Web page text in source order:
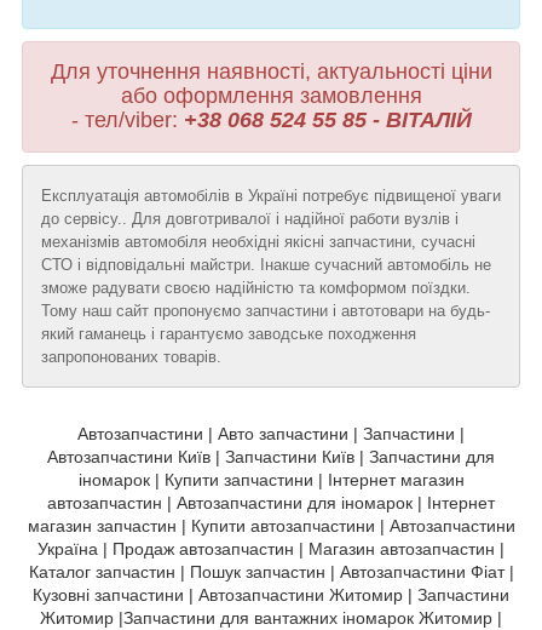
Для уточнення наявності, актуальності ціни
або оформлення замовлення
- тел/viber: +38 068 524 55 85 - ВІТАЛІЙ
Експлуатація автомобілів в Україні потребує підвищеної уваги
до сервісу.. Для довготривалої і надійної работи вузлів і
механізмів автомобіля необхідні якісні запчастини, сучасні
СТО і відповідальні майстри. Інакше сучасний автомобіль не
зможе радувати своєю надійністю та комформом поїздки.
Тому наш сайт пропонуємо запчастини і автотовари на будь-
який гаманець і гарантуємо заводське походження
запропонованих товарів.
Автозапчастини | Авто запчастини | Запчастини |
Автозапчастини Київ | Запчастини Київ | Запчастини для
іномарок | Купити запчастини | Інтернет магазин
автозапчастин | Автозапчастини для іномарок | Інтернет
магазин запчастин | Купити автозапчастини | Автозапчастини
Україна | Продаж автозапчастин | Магазин автозапчастин |
Каталог запчастин | Пошук запчастин | Автозапчастини Фіат |
Кузовні запчастини | Автозапчастини Житомир | Запчастини
Житомир |Запчастини для вантажних іномарок Житомир |